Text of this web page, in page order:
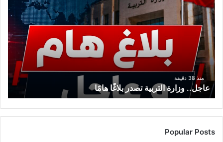
وزارة
التربية
تصدر
بلاغًا
هامًا
منذ 38 دقيقة
عاجل.. وزارة التربية تصدر بلاغًا هامًا
Popular Posts